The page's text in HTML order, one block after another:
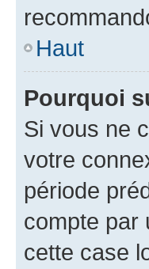
Haut
Pourquoi
Si vous ne
votre
période
compte par
cette case